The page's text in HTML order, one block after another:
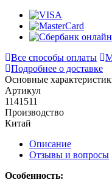
Все способы оплаты
Подробнее о доставке
Основные
Артикул
1141511
Производство
Китай
Описание
Отзывы и вопросы
Особенность: